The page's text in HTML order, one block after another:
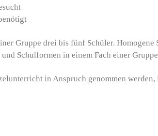
Gruppe drei bis fünf Schüler.
Schulformen in einem Fach einer
in Anspruch genommen